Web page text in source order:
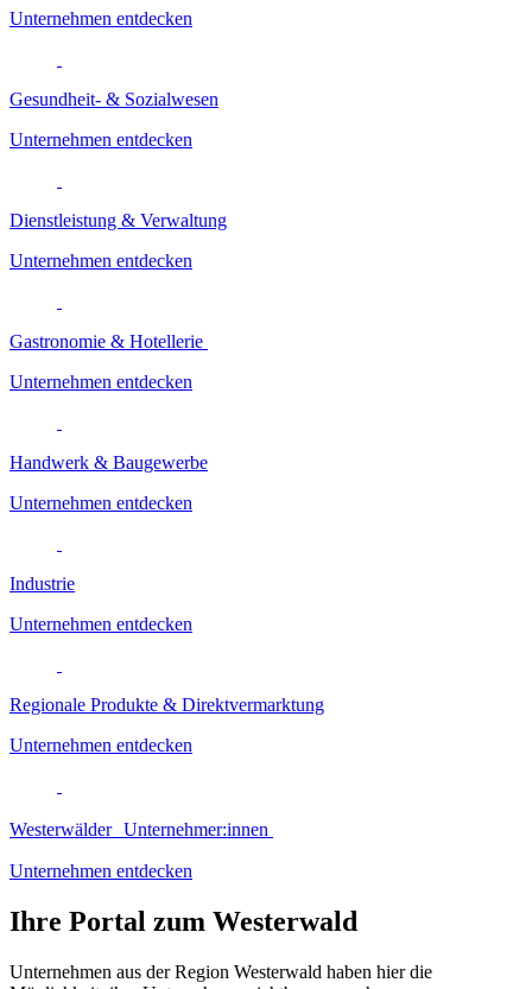
Unternehmen entdecken
Gesundheit- & Sozialwesen
Unternehmen entdecken
Dienstleistung & Verwaltung
Unternehmen entdecken
Gastronomie & Hotellerie
Unternehmen entdecken
Handwerk & Baugewerbe
Unternehmen entdecken
Industrie
Unternehmen entdecken
Regionale Produkte & Direktvermarktung
Unternehmen entdecken
Westerwälder Unternehmer:innen
Unternehmen entdecken
Ihre Portal zum Westerwald
Unternehmen aus der Region Westerwald haben hier die